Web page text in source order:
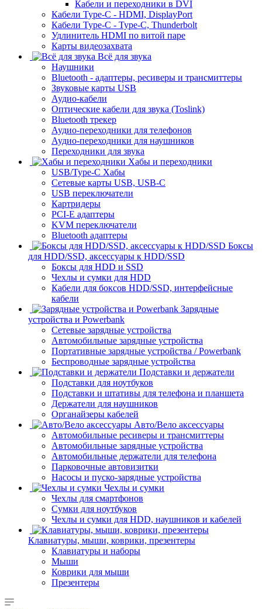
Кабели и переходники в DVI
Кабели Type-C - HDMI, DisplayPort
Кабели Type-C - Type-C, Thunderbolt
Удлинитель HDMI по витой паре
Карты видеозахвата
Всё для звука
Наушники
Bluetooth - адаптеры, ресиверы и трансмиттеры
Звуковые карты USB
Аудио-кабели
Оптические кабели для звука (Toslink)
Bluetooth трекер
Аудио-переходники для телефонов
Аудио-переходники для наушников
Переходники для звука
Хабы и переходники
USB/Type-C Хабы
Сетевые карты USB, USB-C
USB переключатели
Картридеры
PCI-E адаптеры
KVM переключатели
Bluetooth адаптеры
Боксы
для HDD/SSD, аксессуары к HDD/SSD
Боксы для HDD и SSD
Чехлы и сумки для HDD
Кабели для боксов HDD/SSD, интерфейсные
кабели
Зарядные
устройства и Powerbank
Сетевые зарядные устройства
Автомобильные зарядные устройства
Портативные зарядные устройства / Powerbank
Беспроводные зарядные устройства
Подставки и держатели
Подставки для ноутбуков
Подставки и штативы для телефона и планшета
Держатели для наушников
Органайзеры кабелей
Авто/Вело аксессуары
Автомобильные ресиверы и трансмиттеры
Автомобильные зарядные устройства
Автомобильные держатели для телефона
Парковочные автовизитки
Насосы и пуско-зарядные устройства
Чехлы и сумки
Чехлы для смартфонов
Сумки для ноутбуков
Чехлы и сумки для HDD, наушников и кабелей
Клавиатуры, мыши, коврики, презентеры
Клавиатуры и наборы
Мыши
Коврики для мыши
Презентеры